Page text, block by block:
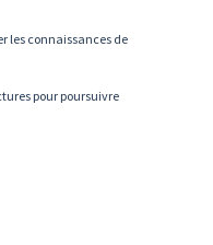
les connaissances de
pour poursuivre